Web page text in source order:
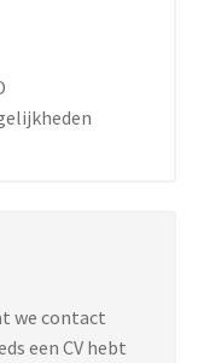
we contact
een CV hebt